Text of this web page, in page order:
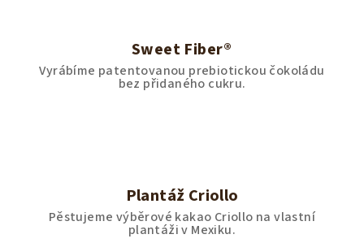
Sweet Fiber®
Vyrábíme patentovanou prebiotickou čokoládu
bez přidaného cukru.
Plantáž Criollo
Pěstujeme výběrové kakao Criollo na vlastní
plantáži v Mexiku.